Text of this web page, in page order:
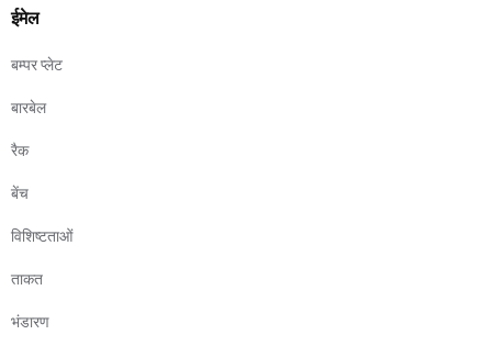
ईमेल
बम्पर प्लेट
बारबेल
रैक
बेंच
विशिष्टताओं
ताकत
भंडारण